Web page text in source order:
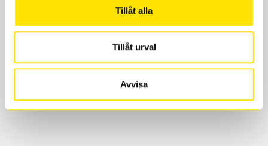
Tillåt alla
Tillåt urval
Avvisa
När du beställer dina nya däck eller fälgar hos oss
levereras de direkt till någon av våra däckverkstäder i
Göteborg. Välj mellan Hisingen (Bäckebol) eller
Mölndal. I beställningen anger du datum och tid för
vi till att de uppfyller alla krav för en säker körning.